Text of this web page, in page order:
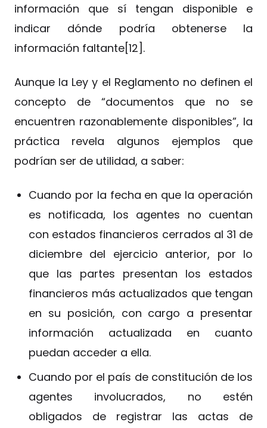
información que sí tengan disponible e
indicar dónde podría obtenerse la
información faltante[12].
Aunque la Ley y el Reglamento no definen el
concepto de “documentos que no se
encuentren razonablemente disponibles”, la
práctica revela algunos ejemplos que
podrían ser de utilidad, a saber:
Cuando por la fecha en que la operación
es notificada, los agentes no cuentan
con estados financieros cerrados al 31 de
diciembre del ejercicio anterior, por lo
que las partes presentan los estados
financieros más actualizados que tengan
en su posición, con cargo a presentar
información actualizada en cuanto
puedan acceder a ella.
Cuando por el país de constitución de los
agentes involucrados, no estén
obligados de registrar las actas de